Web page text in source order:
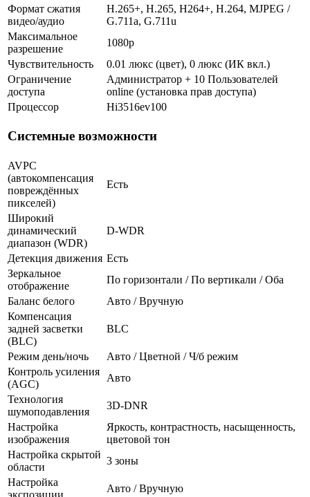
Формат сжатия
видео/аудио
H.265+, H.265, H264+, H.264, MJPEG /
G.711a, G.711u
Максимальное
разрешение
1080p
Чувствительность
0.01 люкс (цвет), 0 люкс (ИК вкл.)
Ограничение
доступа
Администратор + 10 Пользователей
online (установка прав доступа)
Процессор
Hi3516ev100
Системные возможности
AVPC
(автокомпенсация
повреждённых
пикселей)
Есть
Широкий
динамический
диапазон (WDR)
D-WDR
Детекция движения Есть
Зеркальное
отображение
По горизонтали / По вертикали / Оба
Баланс белого
Авто / Вручную
Компенсация
задней засветки
(BLC)
BLC
Режим день/ночь
Авто / Цветной / Ч/б режим
Контроль усиления
(AGC)
Авто
Технология
шумоподавления
3D-DNR
Настройка
изображения
Яркость, контрастность, насыщенность,
цветовой тон
Настройка скрытой
области
3 зоны
Настройка
экспозиции
Авто / Вручную